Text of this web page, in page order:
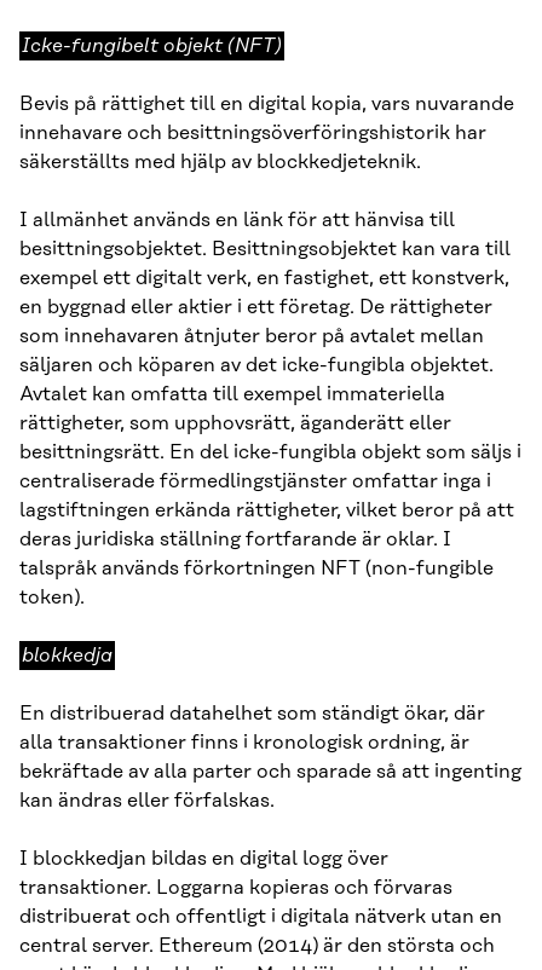
Icke-
objekt
(NFT)
Icke-fungibelt objekt (NFT)
Bevis på rättighet till en digital kopia, vars nuvarande
innehavare och besittningsöverföringshistorik har
säkerställts med hjälp av blockkedjeteknik.
I allmänhet används en länk för att hänvisa till
besittningsobjektet. Besittningsobjektet kan vara till
exempel ett digitalt verk, en fastighet, ett konstverk,
en byggnad eller aktier i ett företag. De rättigheter
som innehavaren åtnjuter beror på avtalet mellan
säljaren och köparen av det icke-fungibla objektet.
Avtalet kan omfatta till exempel immateriella
rättigheter, som upphovsrätt, äganderätt eller
besittningsrätt. En del icke-fungibla objekt som säljs i
centraliserade förmedlingstjänster omfattar inga i
lagstiftningen erkända rättigheter, vilket beror på att
deras juridiska ställning fortfarande är oklar. I
talspråk används förkortningen NFT (non-fungible
token).
blokkedja
blokkedja
En distribuerad datahelhet som ständigt ökar, där
alla transaktioner finns i kronologisk ordning, är
bekräftade av alla parter och sparade så att ingenting
kan ändras eller förfalskas.
I blockkedjan bildas en digital logg över
transaktioner. Loggarna kopieras och förvaras
distribuerat och offentligt i digitala nätverk utan en
central server. Ethereum (2014) är den största och